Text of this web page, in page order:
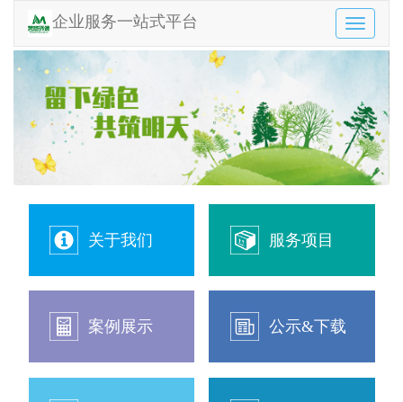
Toggle
企业服务一站式平台
关于我们 服务项目
案例展示 公示&下载